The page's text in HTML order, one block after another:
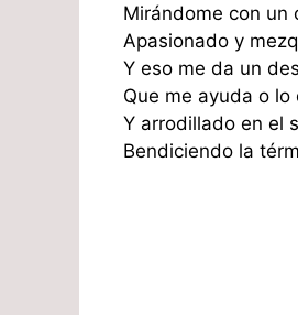
Mirándome con un
Apasionado y
Y eso me da un
Que me ayuda o lo
Y arrodillado en el
Bendiciendo la